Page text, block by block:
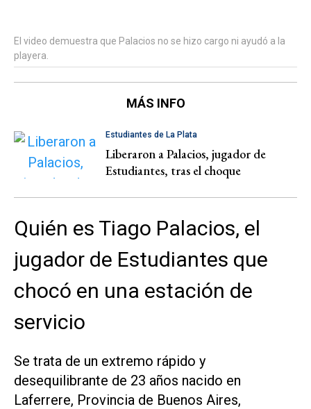
El video demuestra que Palacios no se hizo cargo ni ayudó a la
playera.
MÁS INFO
Estudiantes de La Plata
Liberaron a Palacios, jugador de
Estudiantes, tras el choque
Quién es Tiago Palacios, el
jugador de Estudiantes que
chocó en una estación de
servicio
Se trata de un extremo rápido y
desequilibrante de 23 años nacido en
Laferrere, Provincia de Buenos Aires,